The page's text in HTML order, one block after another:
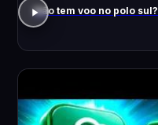
Não tem voo no polo sul?